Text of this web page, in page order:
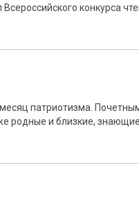
конкурса
патриотизма.
родные и близкие,